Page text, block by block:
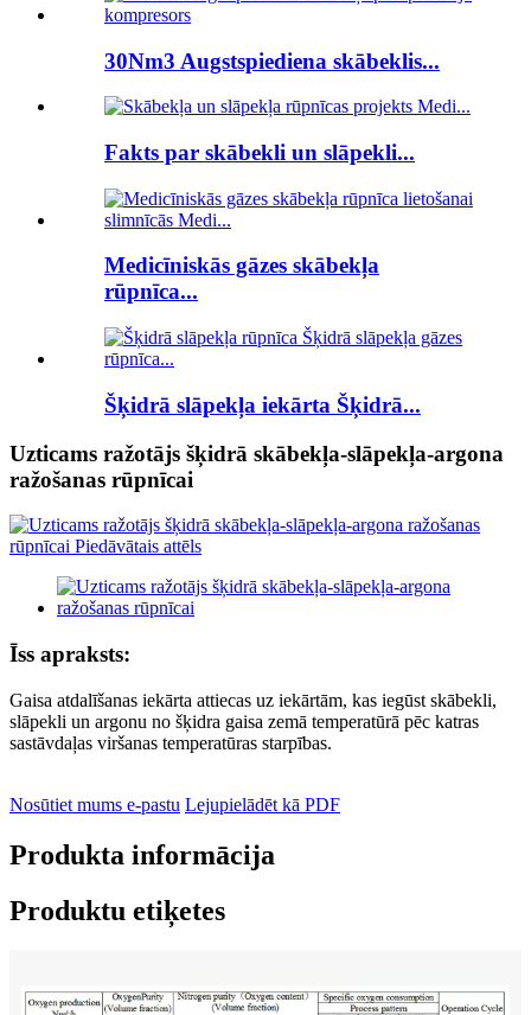
30Nm3 Augstspiediena skābeklis...
Fakts par skābekli un slāpekli...
Medicīniskās gāzes skābekļa
rūpnīca...
Šķidrā slāpekļa iekārta Šķidrā...
Uzticams ražotājs šķidrā skābekļa-slāpekļa-argona
ražošanas rūpnīcai
Īss apraksts:
Gaisa atdalīšanas iekārta attiecas uz iekārtām, kas iegūst skābekli,
slāpekli un argonu no šķidra gaisa zemā temperatūrā pēc katras
sastāvdaļas viršanas temperatūras starpības.
Nosūtiet mums e-pastu Lejupielādēt kā PDF
Produkta informācija
Produktu etiķetes